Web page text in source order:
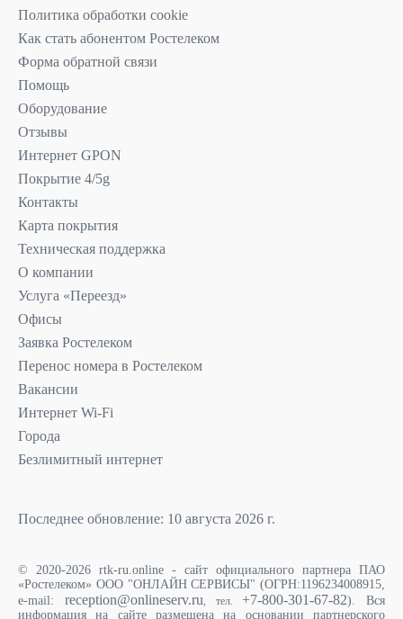
Политика обработки cookie
Как стать абонентом Ростелеком
Форма обратной связи
Помощь
Оборудование
Отзывы
Интернет GPON
Покрытие 4/5g
Контакты
Карта покрытия
Техническая поддержка
О компании
Услуга «Переезд»
Офисы
Заявка Ростелеком
Перенос номера в Ростелеком
Вакансии
Интернет Wi-Fi
Города
Безлимитный интернет
Последнее обновление: 10 августа 2026 г.
© 2020-2026 rtk-ru.online - сайт официального партнера ПАО
«Ростелеком» ООО "ОНЛАЙН СЕРВИСЫ" (ОГРН:1196234008915,
e-mail: reception@onlineserv.ru , тел.+7-800-301-67-82). Вся
информация на сайте размещена на основании партнерского